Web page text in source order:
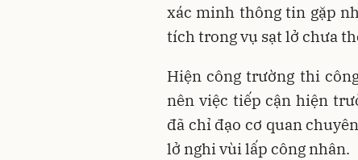
xác minh thông tin gặp
tích trong vụ sạt lở chưa
Hiện công trường thi
nên việc tiếp cận hiện
đã chỉ đạo cơ quan
lở nghi vùi lấp công nhân.